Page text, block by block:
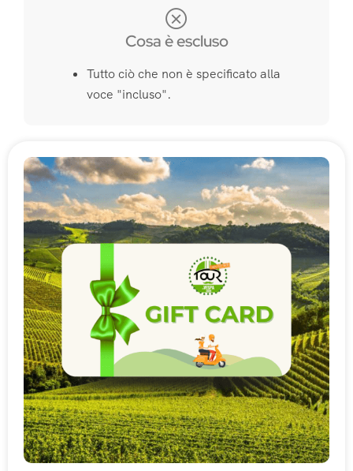
Cosa è escluso
Tutto ciò che non è specificato alla
voce "incluso".